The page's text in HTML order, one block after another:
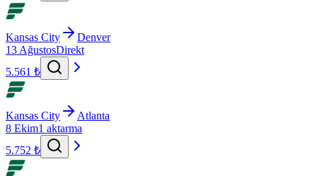
Kansas City
Denver
13 AğustosDirekt
5.561 ₺
Kansas City
Atlanta
8 Ekim1 aktarma
5.752 ₺